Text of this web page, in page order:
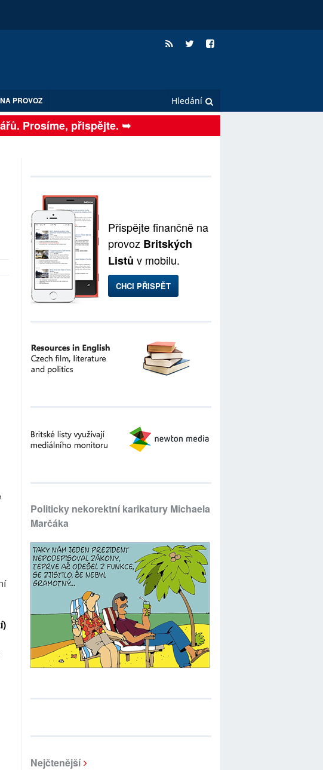
PROVOZ
Prosíme, přispějte. ➥
Přispějte finančně na
provoz Britských
Listů v mobilu.
CHCI PŘISPĚT
Politicky nekorektní karikatury Michaela
Marčáka
Nejčtenější